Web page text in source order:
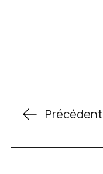
Précédent